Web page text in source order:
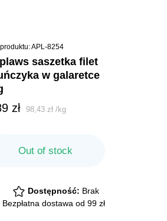
APL-8254
w galaretce
zł 98,43zł /kg
Out of stock
Dostępność: Brak
Bezpłatna dostawa od 99 zł